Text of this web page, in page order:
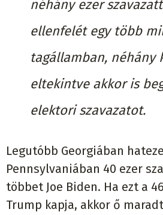
néhány ezer
ellenfelét egy több
tagállamban, néhány
eltekintve akkor is
elektori szavazatot.
Legutóbb Georgiában
Pennsylvaniában 40 ezer
többet Joe Biden. Ha ezt a
Trump kapja, akkor ő